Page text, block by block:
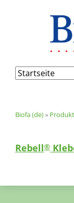
Navigation
überspringen
Biofa (de)»
Rebell®